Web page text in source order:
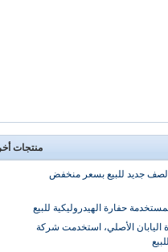
منتجات
د 336 حفارة اليابان الأصلي، استخدمت شركة